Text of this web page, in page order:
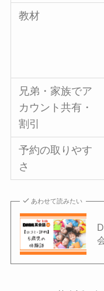
教材
兄弟・家族でア
カウント共有・
割引
予約の取りやす
さ
あわせて読みたい